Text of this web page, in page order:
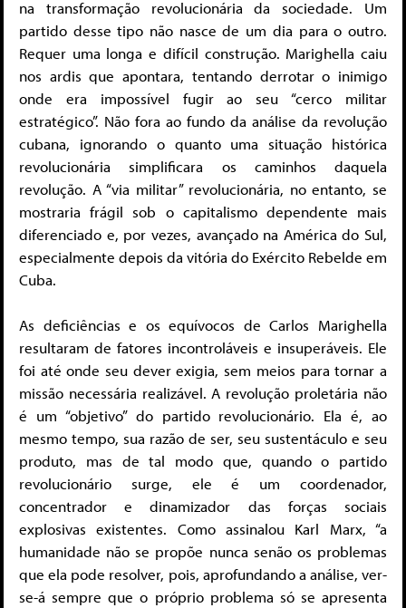
na transformação revolucionária da sociedade. Um
partido desse tipo não nasce de um dia para o outro.
Requer uma longa e difícil construção. Marighella caiu
nos ardis que apontara, tentando derrotar o inimigo
onde era impossível fugir ao seu “cerco militar
estratégico”. Não fora ao fundo da análise da revolução
cubana, ignorando o quanto uma situação histórica
revolucionária simplificara os caminhos daquela
revolução. A “via militar” revolucionária, no entanto, se
mostraria frágil sob o capitalismo dependente mais
diferenciado e, por vezes, avançado na América do Sul,
especialmente depois da vitória do Exército Rebelde em
Cuba.
As deficiências e os equívocos de Carlos Marighella
resultaram de fatores incontroláveis e insuperáveis. Ele
foi até onde seu dever exigia, sem meios para tornar a
missão necessária realizável. A revolução proletária não
é um “objetivo” do partido revolucionário. Ela é, ao
mesmo tempo, sua razão de ser, seu sustentáculo e seu
produto, mas de tal modo que, quando o partido
revolucionário surge, ele é um coordenador,
concentrador e dinamizador das forças sociais
explosivas existentes. Como assinalou Karl Marx, “a
humanidade não se propõe nunca senão os problemas
que ela pode resolver, pois, aprofundando a análise, ver-
se-á sempre que o próprio problema só se apresenta